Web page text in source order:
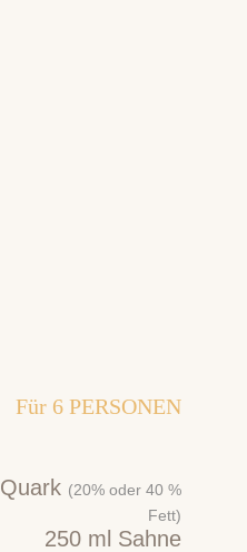
Für 6 PERSONEN
Quark (20% oder 40 %
Fett)
250 ml Sahne